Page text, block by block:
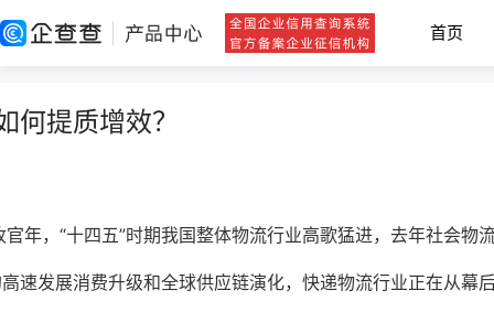
首页
何提质增效？
年，“十四五”时期我国整体物流行业高歌猛进，去年社会
速发展消费升级和全球供应链演化，快递物流行业正在从幕